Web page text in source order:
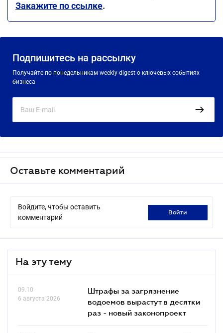
Закажите по ссылке.
Подпишитесь на рассылку
Получайте по понедельникам weekly-digest о ключевых событиях
бизнеса
Оставьте комментарий
Войдите, чтобы оставить
комментарий
войти
На эту тему
09.10
6 августа 2026
Штрафы за загрязнение
водоемов вырастут в десятки
раз - новый законопроект